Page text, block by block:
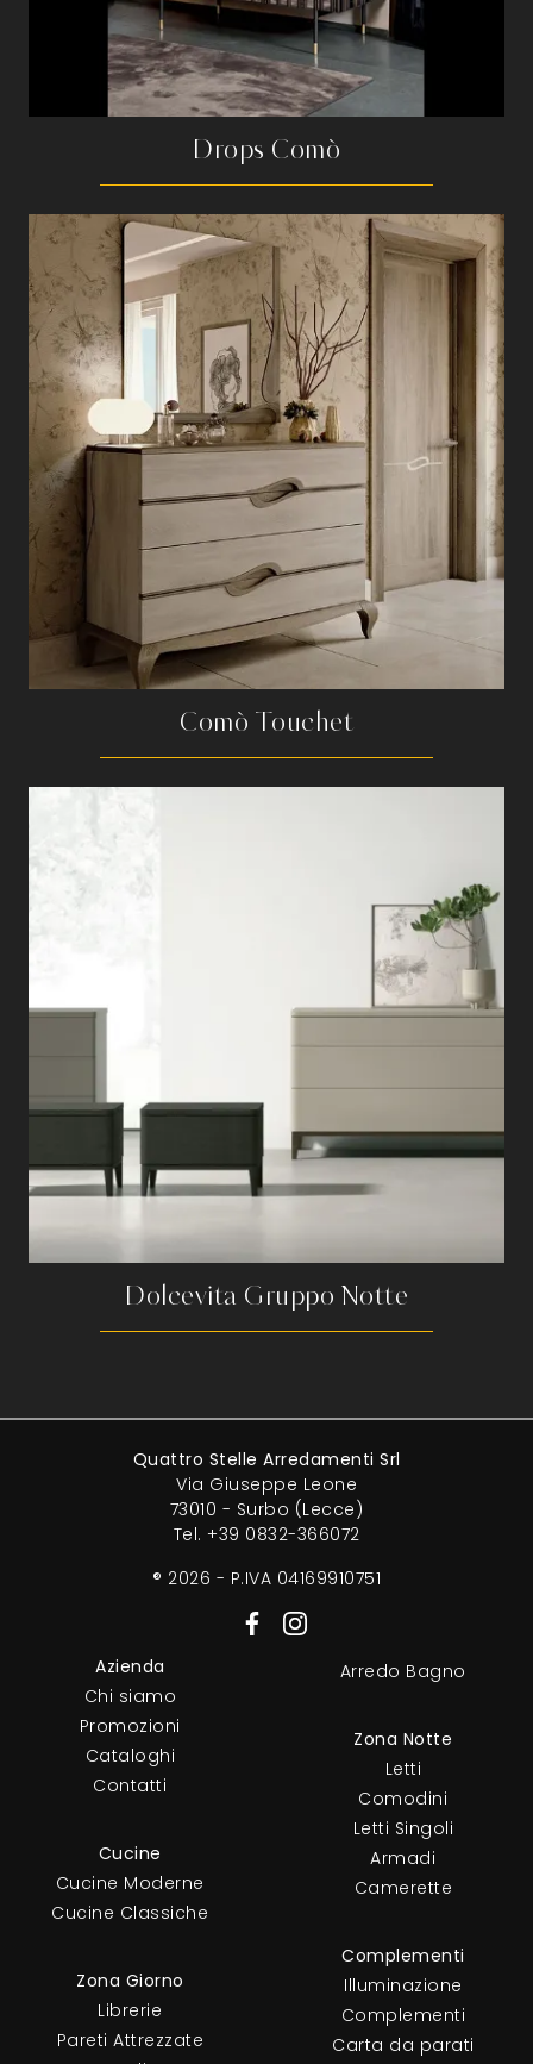
Drops Comò
Comò Touchet
Dolcevita Gruppo Notte
Quattro Stelle Arredamenti Srl
Via Giuseppe Leone
73010 - Surbo (Lecce)
Tel. +39 0832-366072
® 2026 - P.IVA 04169910751
Azienda
Chi siamo
Promozioni
Cataloghi
Contatti
Cucine
Cucine Moderne
Cucine Classiche
Zona Giorno
Librerie
Pareti Attrezzate
Arredo Bagno
Zona Notte
Letti
Comodini
Letti Singoli
Armadi
Camerette
Complementi
Illuminazione
Complementi
Carta da parati